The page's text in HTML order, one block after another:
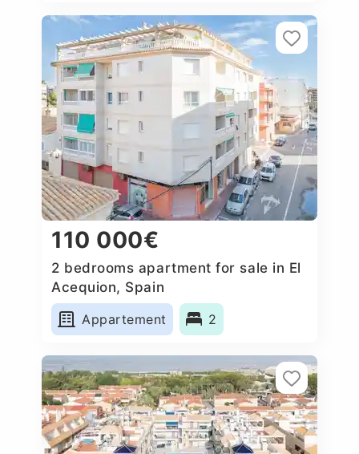
110 000€
2 bedrooms apartment for sale in El
Acequion, Spain
Appartement
2